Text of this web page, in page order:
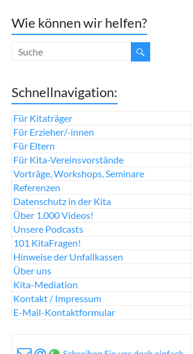
Wie können wir helfen?
Schnellnavigation:
Für Kitaträger
Für Erzieher/-innen
Für Eltern
Für Kita-Vereinsvorstände
Vorträge, Workshops, Seminare
Referenzen
Datenschutz in der Kita
Über 1.000 Videos!
Unsere Podcasts
101 KitaFragen!
Hinweise der Unfallkassen
Über uns
Kita-Mediation
Kontakt / Impressum
E-Mail-Kontaktformular